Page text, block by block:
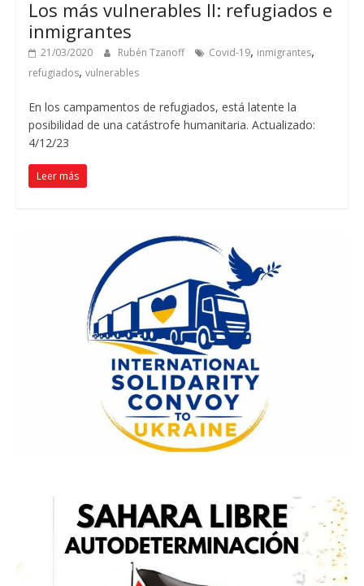
Los más vulnerables II: refugiados e
inmigrantes
21/03/2020 Rubén Tzanoff Covid-19, inmigrantes,
refugiados, vulnerables
En los campamentos de refugiados, está latente la
posibilidad de una catástrofe humanitaria. Actualizado:
4/12/23
Leer más